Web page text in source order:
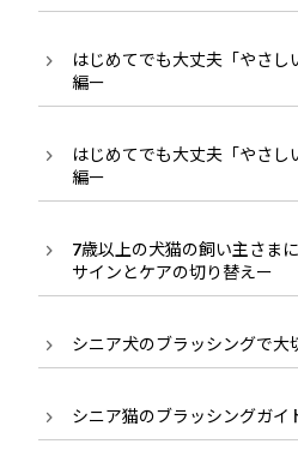
はじめてでも大丈夫「やさ
編ー
はじめてでも大丈夫「やさし
編ー
7歳以上の犬猫の飼い主さま
サインとケアの切り替えー
シニア犬のブラッシングで大
シニア猫のブラッシングガイ